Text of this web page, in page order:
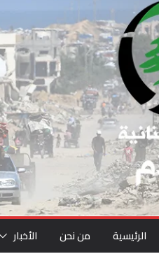
الرئيسية من نحن الأخبار